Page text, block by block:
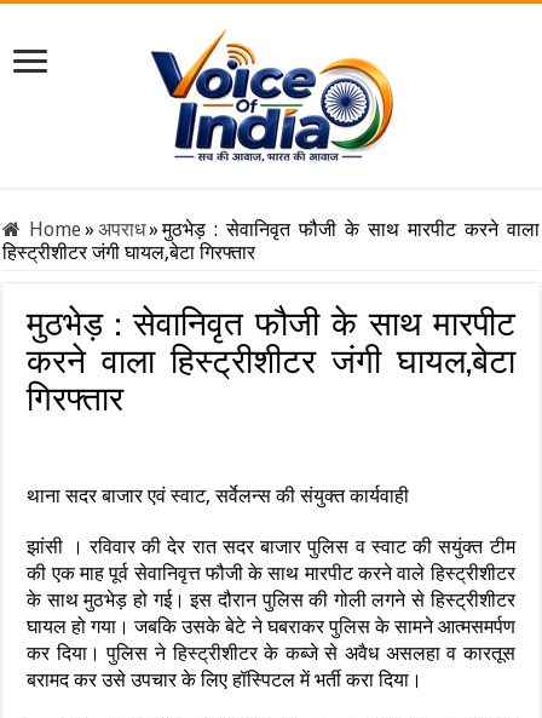
Home» अपराध» मुठभेड़ : सेवानिवृत फौजी के साथ मारपीट करने वाला
हिस्ट्रीशीटर जंगी घायल,बेटा गिरफ्तार
मुठभेड़ : सेवानिवृत फौजी के साथ मारपीट
करने वाला हिस्ट्रीशीटर जंगी घायल,बेटा
गिरफ्तार
थाना सदर बाजार एवं स्वाट, सर्वेलन्स की संयुक्त कार्यवाही
झांसी । रविवार की देर रात सदर बाजार पुलिस व स्वाट की सयुंक्त टीम
की एक माह पूर्व सेवानिवृत्त फौजी के साथ मारपीट करने वाले हिस्ट्रीशीटर
के साथ मुठभेड़ हो गई। इस दौरान पुलिस की गोली लगने से हिस्ट्रीशीटर
घायल हो गया। जबकि उसके बेटे ने घबराकर पुलिस के सामने आत्मसमर्पण
कर दिया। पुलिस ने हिस्ट्रीशीटर के कब्जे से अवैध असलहा व कारतूस
बरामद कर उसे उपचार के लिए हॉस्पिटल में भर्ती करा दिया।